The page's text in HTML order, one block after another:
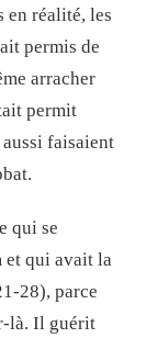
en réalité, les
permis de
arracher
permit
faisaient
qui se
et qui avait la
28), parce
là. Il guérit